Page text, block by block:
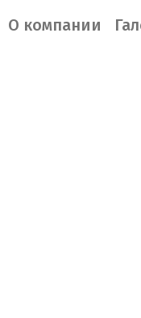
О компании